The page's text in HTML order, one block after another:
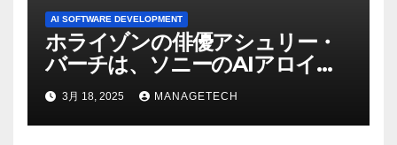
AI SOFTWARE DEVELOPMENT
ホライゾンの俳優アシュリー・
バーチは、ソニーのAIアロイの
ビデオを見て「ゲームパフォー
マンスという芸術形式に不安を
感じた」と語る – IGN
3月 18, 2025 MANAGETECH